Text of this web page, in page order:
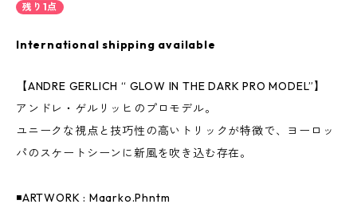
残り1点
International shipping available
【ANDRE GERLICH “ GLOW IN THE DARK PRO MODEL”】
アンドレ・ゲルリッヒのプロモデル。
ユニークな視点と技巧性の高いトリックが特徴で、ヨーロッ
パのスケートシーンに新風を吹き込む存在。
◾️ARTWORK : Maarko.Phntm